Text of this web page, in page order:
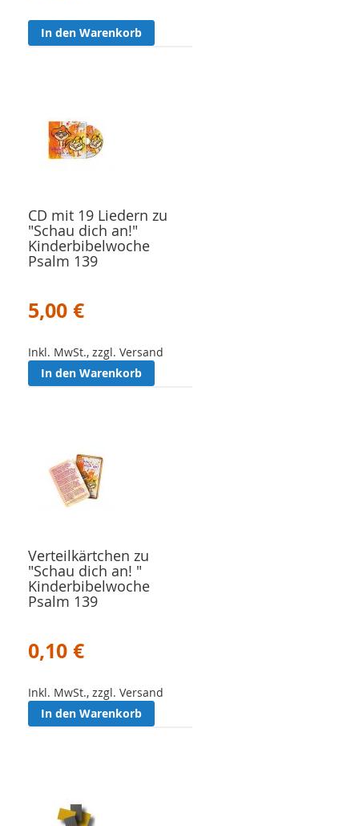
In den Warenkorb
CD mit 19 Liedern zu
"Schau dich an!"
Kinderbibelwoche
Psalm 139
5,00 €
Inkl. MwSt., zzgl. Versand
In den Warenkorb
Verteilkärtchen zu
"Schau dich an! "
Kinderbibelwoche
Psalm 139
0,10 €
Inkl. MwSt., zzgl. Versand
In den Warenkorb